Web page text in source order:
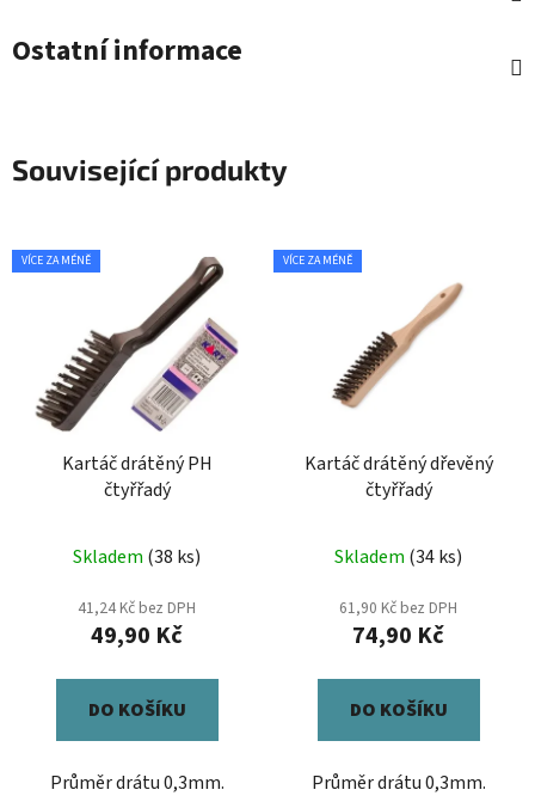
Ostatní informace
Související produkty
VÍCE ZA MÉNĚ
Kartáč drátěný PH
čtyřřadý
Skladem (38 ks)
41,24 Kč bez DPH
49,90 Kč
DO KOŠÍKU
Průměr drátu 0,3mm.
VÍCE ZA MÉNĚ
Kartáč drátěný dřevěný
čtyřřadý
Skladem (34 ks)
61,90 Kč bez DPH
74,90 Kč
DO KOŠÍKU
Průměr drátu 0,3mm.